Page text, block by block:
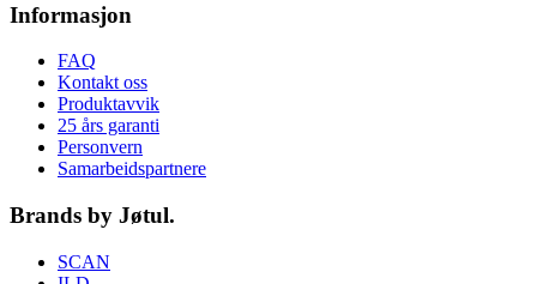
Informasjon
FAQ
Kontakt oss
Produktavvik
25 års garanti
Personvern
Samarbeidspartnere
Brands by Jøtul.
SCAN